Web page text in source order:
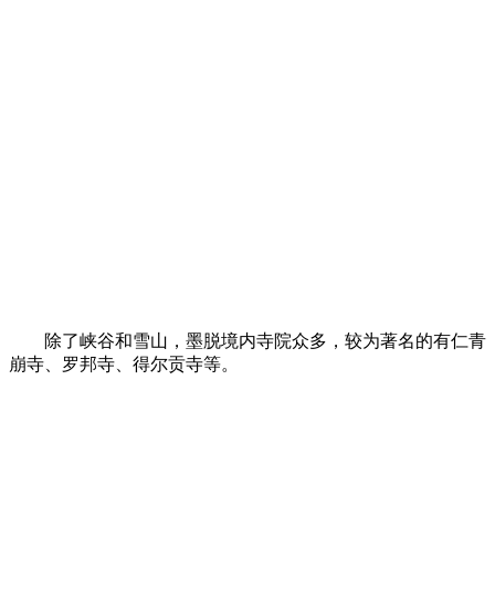
除了峡谷和雪山，墨脱境内寺院众多，较为著名的有仁青
崩寺、罗邦寺、得尔贡寺等。